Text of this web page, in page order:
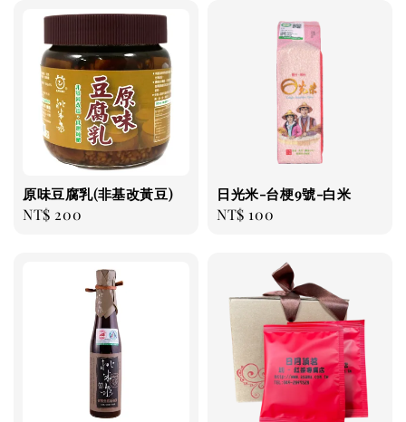
原味豆腐乳(非基改黃豆)
Regular
NT$ 200
日光米-台梗9號-白米
Regular
NT$ 100